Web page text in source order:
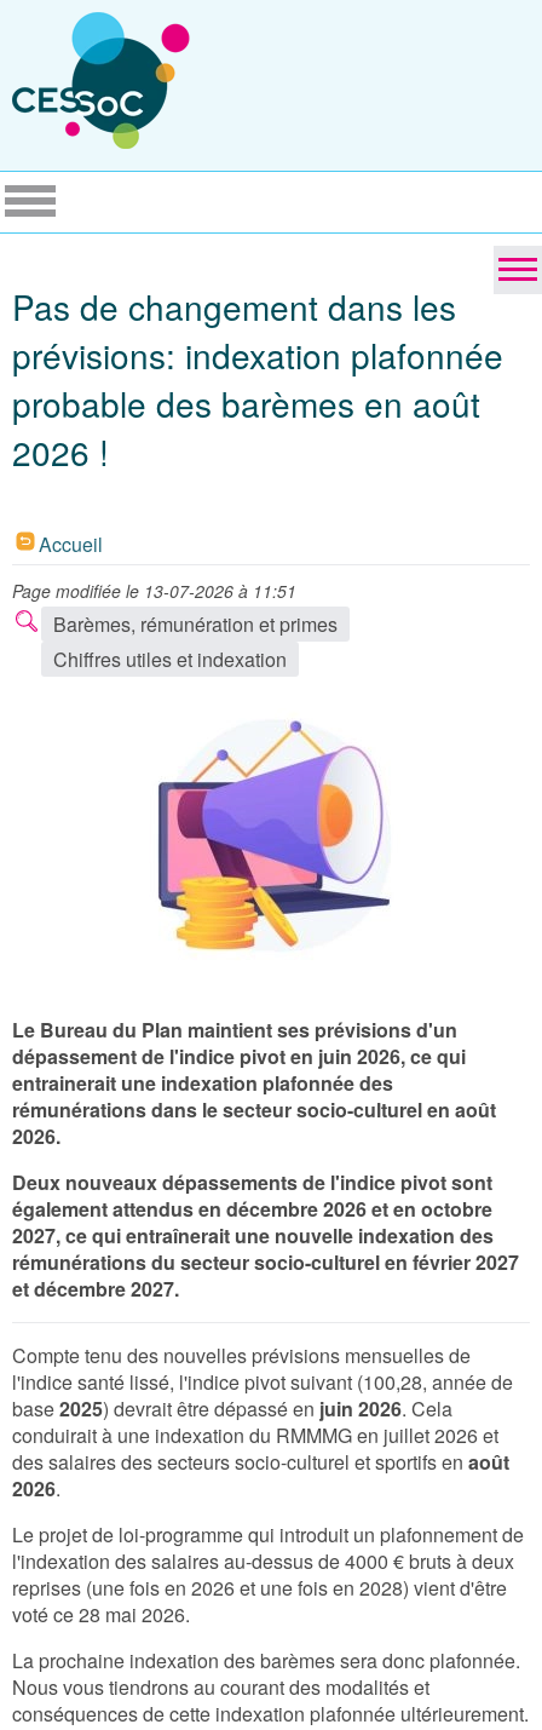
Pas de changement dans les
prévisions: indexation plafonnée
probable des barèmes en août
2026 !
Accueil
Page modifiée le 13-07-2026 à 11:51
Barèmes, rémunération et primes
Chiffres utiles et indexation
Le Bureau du Plan maintient ses prévisions d'un
dépassement de l'indice pivot en juin 2026, ce qui
entrainerait une indexation plafonnéedes
rémunérations dans le secteur socio-culturel en août
2026.
Deux nouveaux dépassements de l'indice pivot sont
également attendus en décembre 2026 et en octobre
2027, ce qui entraînerait une nouvelle indexation des
rémunérations du secteur socio-culturel en février 2027
et décembre 2027.
Compte tenu des nouvelles prévisions mensuelles de
l'indice santé lissé, l'indice pivot suivant (100,28, année de
base2025) devrait être dépassé en juin 2026. Cela
conduirait à une indexation du RMMMG en juillet 2026 et
des salaires des secteurs socio-culturel et sportifs en août
2026.
Le projet de loi-programme qui introduit un plafonnement de
l'indexation des salaires au-dessus de 4000 € bruts à deux
reprises (une fois en 2026 et une fois en 2028) vient d'être
voté ce 28 mai 2026.
La prochaine indexation des barèmes sera donc plafonnée.
Nous vous tiendrons au courant des modalités et
conséquences de cette indexation plafonnée ultérieurement.